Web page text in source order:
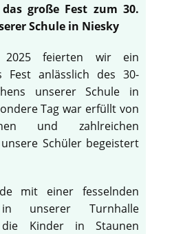
große Fest zum 30.
Schule in Niesky
feierten wir ein
Fest anlässlich des 30-
unserer Schule in
Tag war erfüllt von
und zahlreichen
Schüler begeistert
mit einer fesselnden
in unserer Turnhalle
Kinder in Staunen